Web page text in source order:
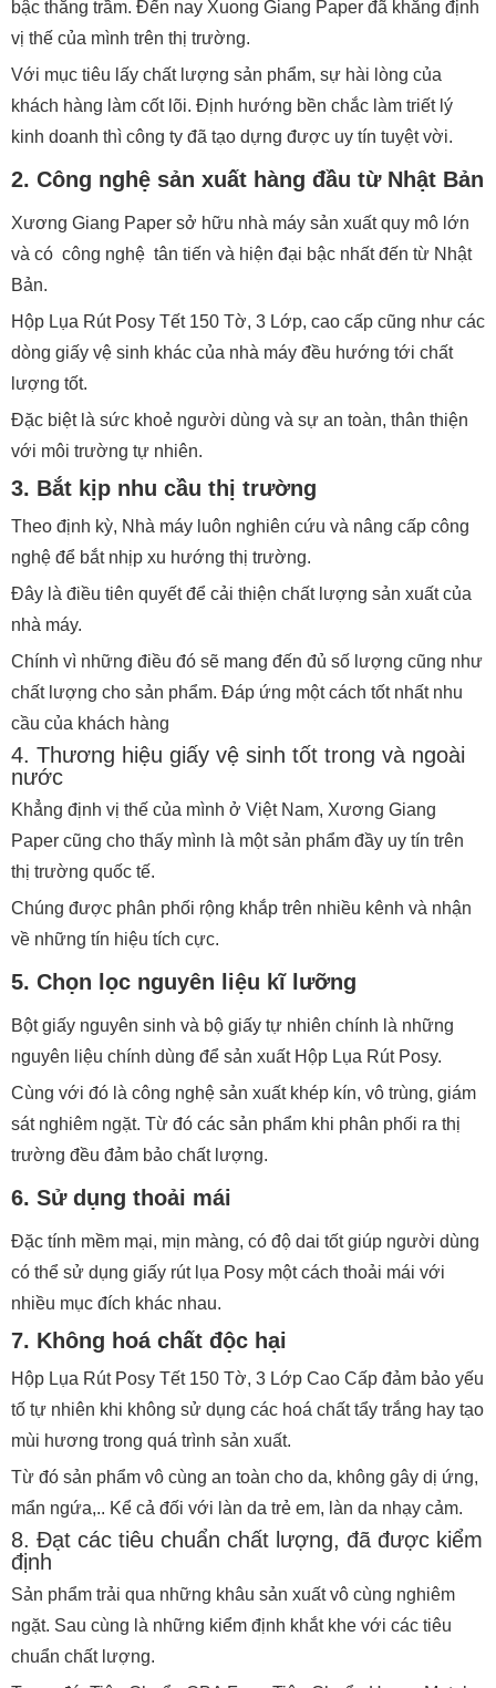
bậc thăng trầm. Đến nay Xuong Giang Paper đã khẳng định
vị thế của mình trên thị trường.
Với mục tiêu lấy chất lượng sản phẩm, sự hài lòng của
khách hàng làm cốt lõi. Định hướng bền chắc làm triết lý
kinh doanh thì công ty đã tạo dựng được uy tín tuyệt vời.
2. Công nghệ sản xuất hàng đầu từ Nhật Bản
Xương Giang Paper sở hữu nhà máy sản xuất quy mô lớn
và có công nghệ tân tiến và hiện đại bậc nhất đến từ Nhật
Bản.
Hộp Lụa Rút Posy Tết 150 Tờ, 3 Lớp, cao cấp cũng như các
dòng giấy vệ sinh khác của nhà máy đều hướng tới chất
lượng tốt.
Đặc biệt là sức khoẻ người dùng và sự an toàn, thân thiện
với môi trường tự nhiên.
3. Bắt kịp nhu cầu thị trường
Theo định kỳ, Nhà máy luôn nghiên cứu và nâng cấp công
nghệ để bắt nhịp xu hướng thị trường.
Đây là điều tiên quyết để cải thiện chất lượng sản xuất của
nhà máy.
Chính vì những điều đó sẽ mang đến đủ số lượng cũng như
chất lượng cho sản phẩm. Đáp ứng một cách tốt nhất nhu
cầu của khách hàng
4. Thương hiệu giấy vệ sinh tốt trong và ngoài
nước
Khẳng định vị thế của mình ở Việt Nam, Xương Giang
Paper cũng cho thấy mình là một sản phẩm đầy uy tín trên
thị trường quốc tế.
Chúng được phân phối rộng khắp trên nhiều kênh và nhận
về những tín hiệu tích cực.
5. Chọn lọc nguyên liệu kĩ lưỡng
Bột giấy nguyên sinh và bộ giấy tự nhiên chính là những
nguyên liệu chính dùng để sản xuất Hộp Lụa Rút Posy.
Cùng với đó là công nghệ sản xuất khép kín, vô trùng, giám
sát nghiêm ngặt. Từ đó các sản phẩm khi phân phối ra thị
trường đều đảm bảo chất lượng.
6. Sử dụng thoải mái
Đặc tính mềm mại, mịn màng, có độ dai tốt giúp người dùng
có thể sử dụng giấy rút lụa Posy một cách thoải mái với
nhiều mục đích khác nhau.
7. Không hoá chất độc hại
Hộp Lụa Rút Posy Tết 150 Tờ, 3 Lớp Cao Cấp đảm bảo yếu
tố tự nhiên khi không sử dụng các hoá chất tẩy trắng hay tạo
mùi hương trong quá trình sản xuất.
Từ đó sản phẩm vô cùng an toàn cho da, không gây dị ứng,
mẩn ngứa,.. Kể cả đối với làn da trẻ em, làn da nhạy cảm.
8. Đạt các tiêu chuẩn chất lượng, đã được kiểm
định
Sản phẩm trải qua những khâu sản xuất vô cùng nghiêm
ngặt. Sau cùng là những kiểm định khắt khe với các tiêu
chuẩn chất lượng.